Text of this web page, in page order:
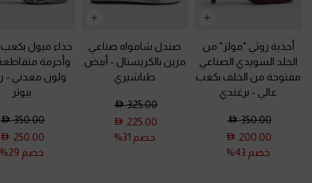
أحذية روثي "مولز" من
الجلد السويدي الصناعي
مفتوحة من الخلف بكعب
عالي - برغندي
350.00
200.00
خصم 43%
صندل شامواه صناعي
مزين بالكريستال - أبيض
طباشيري
325.00
225.00
خصم 31%
حذاء ميول
وأحزمة متقاطعة
ولون معدني -
بيوتر
350.00
250.00
خصم 29%